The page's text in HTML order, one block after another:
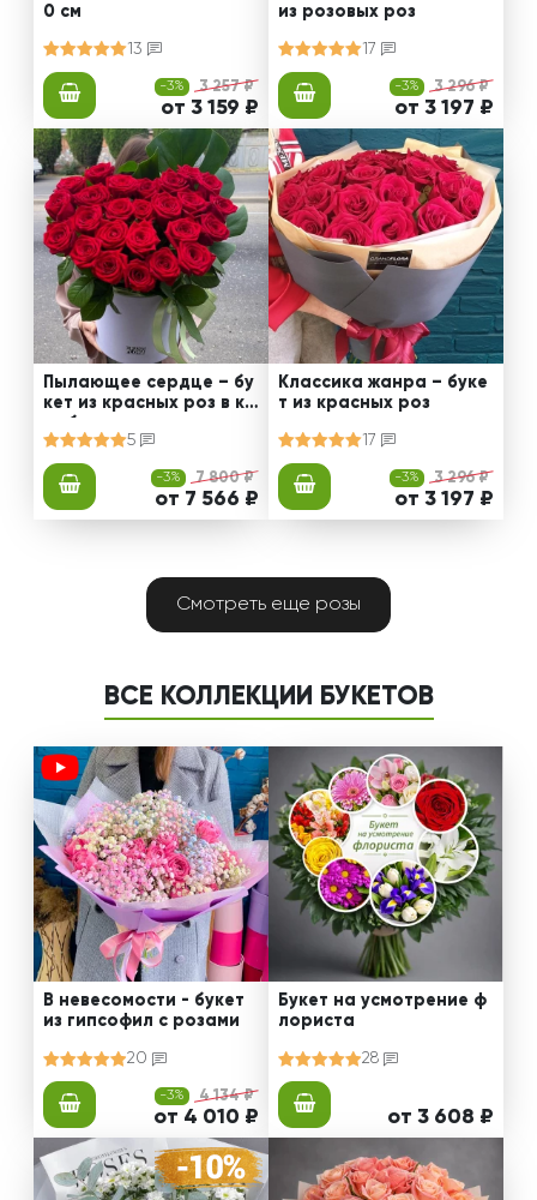
0 см
13
-3% 3 257 ₽
от 3 159 ₽
из розовых роз
17
-3% 3 296 ₽
от 3 197 ₽
Пылающее сердце – бу
кет из красных роз в ко
робке
5
-3% 7 800 ₽
от 7 566 ₽
Классика жанра – буке
т из красных роз
17
-3% 3 296 ₽
от 3 197 ₽
Смотреть еще розы
ВСЕ КОЛЛЕКЦИИ БУКЕТОВ
В невесомости - букет
из гипсофил с розами
20
-3% 4 134 ₽
от 4 010 ₽
Букет на усмотрение ф
лориста
28
от 3 608 ₽